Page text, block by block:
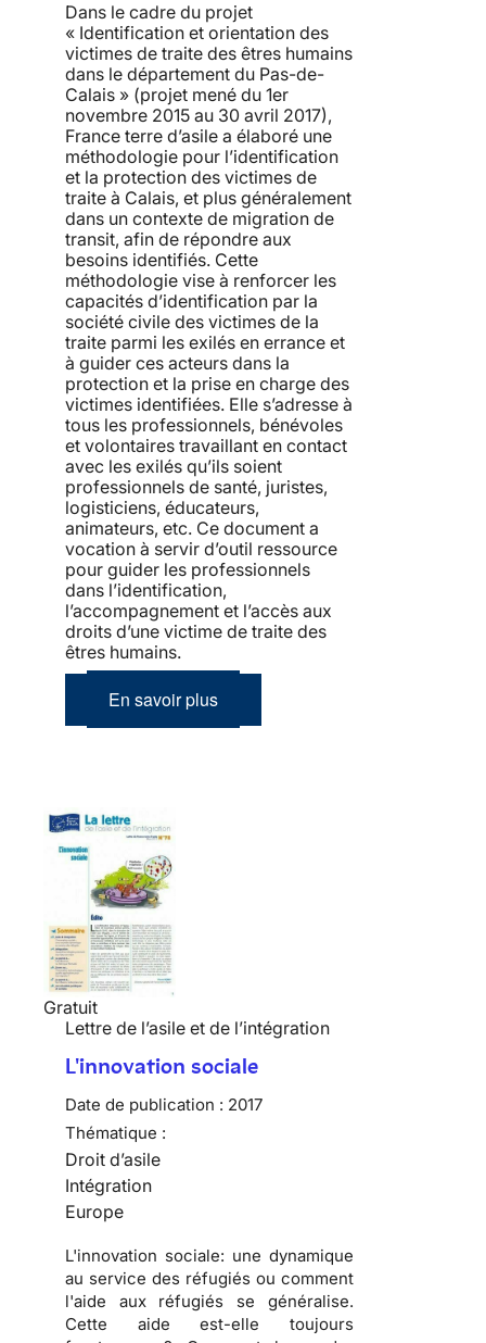
Dans le cadre du projet
« Identification et orientation des
victimes de traite des êtres humains
dans le département du Pas-de-
Calais » (projet mené du 1er
novembre 2015 au 30 avril 2017),
France terre d’asile a élaboré une
méthodologie pour l’identification
et la protection des victimes de
traite à Calais, et plus généralement
dans un contexte de migration de
transit, afin de répondre aux
besoins identifiés. Cette
méthodologie vise à renforcer les
capacités d’identification par la
société civile des victimes de la
traite parmi les exilés en errance et
à guider ces acteurs dans la
protection et la prise en charge des
victimes identifiées. Elle s’adresse à
tous les professionnels, bénévoles
et volontaires travaillant en contact
avec les exilés qu’ils soient
professionnels de santé, juristes,
logisticiens, éducateurs,
animateurs, etc. Ce document a
vocation à servir d’outil ressource
pour guider les professionnels
dans l’identification,
l’accompagnement et l’accès aux
droits d’une victime de traite des
êtres humains.
En savoir plus
Gratuit
Lettre de l’asile et de l’intégration
L'innovation sociale
Date de publication : 2017
Thématique :
Droit d’asile
Intégration
Europe
L'innovation sociale: une dynamique
au service des réfugiés ou comment
l'aide aux réfugiés se généralise.
Cette aide est-elle toujours